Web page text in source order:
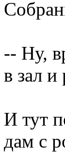
-- Ну,
в зал
И тут
дам с